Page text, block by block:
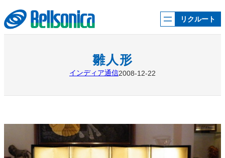
容
を
ス
リクルート
雛人形
インディア通信2008-12-22